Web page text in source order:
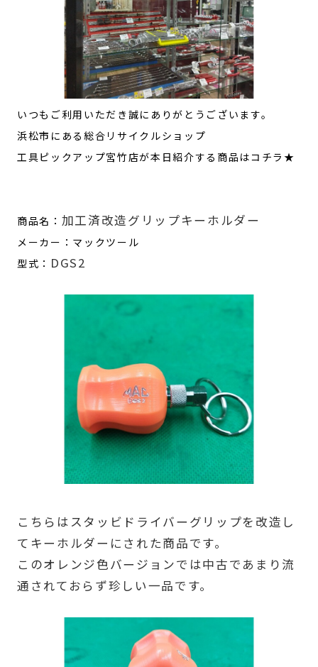
いつもご利用いただき誠にありがとうございます。
浜松市にある総合リサイクルショップ
工具ピックアップ宮竹店が本日紹介する商品はコチラ★
商品名： 加工済改造グリップキーホルダー
メーカー：マックツール
型式： DGS2
こちらはスタッビドライバーグリップを改造し
てキーホルダーにされた商品です。
このオレンジ色バージョンでは中古であまり流
通されておらず珍しい一品です。